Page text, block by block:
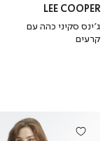
LEE COOPER
ג’ינס סקיני כהה עם
קרעים